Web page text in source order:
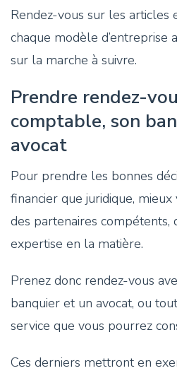
Rendez-vous sur les articles
chaque modèle d’entreprise
sur la marche à suivre.
Prendre rendez-
comptable, son
avocat
Pour prendre les bonnes
financier que juridique,
des partenaires compétents,
expertise en la matière.
Prenez donc rendez-vous
banquier et un avocat, ou
service que vous pourrez
Ces derniers mettront en